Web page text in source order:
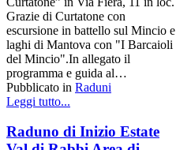
Grazie di Curtatone con
escursione in battello sul Mincio e
laghi di Mantova con "I Barcaioli
del Mincio".In allegato il
programma e guida al…
Pubblicato in Raduni
Leggi tutto...
Raduno di Inizio Estate